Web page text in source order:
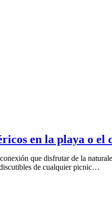
en la playa o el
que disfrutar de la
de cualquier picnic…